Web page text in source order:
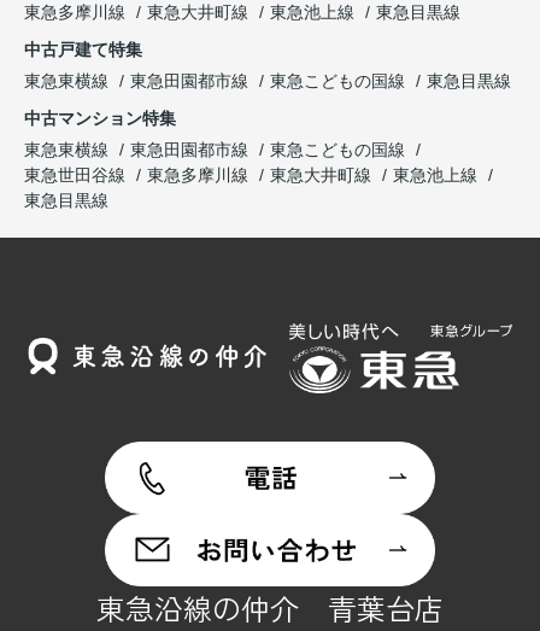
東急多摩川線
東急大井町線 東急池上線
東急目黒線
中古戸建て特集
東急東横線
東急田園都市線 東急こどもの国線
東急目黒線
中古マンション特集
東急東横線
東急田園都市線
東急こどもの国線
東急世田谷線
東急多摩川線 東急大井町線
東急池上線
東急目黒線
東急沿線の仲介 青葉台店